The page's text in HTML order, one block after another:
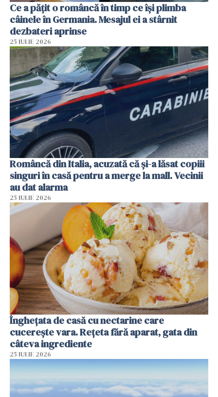
Ce a pățit o româncă în timp ce își plimba
câinele în Germania. Mesajul ei a stârnit
dezbateri aprinse
25 IULIE 2026
Româncă din Italia, acuzată că și-a lăsat copiii
singuri în casă pentru a merge la mall. Vecinii
au dat alarma
25 IULIE 2026
Înghețata de casă cu nectarine care
cucerește vara. Rețeta fără aparat, gata din
câteva ingrediente
25 IULIE 2026